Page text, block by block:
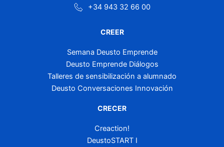
+34 943 32 66 00
CREER
Semana Deusto Emprende
Deusto Emprende Diálogos
Talleres de sensibilización a alumnado
Deusto Conversaciones Innovación
CRECER
Creaction!
DeustoSTART I